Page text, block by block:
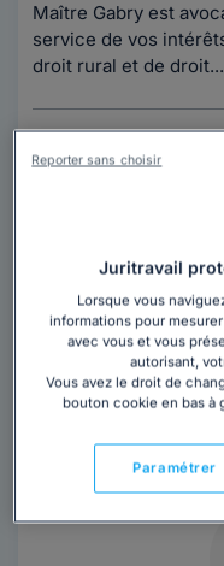
Maître Gabry est
service de vos
droit rural et de droit...
Cabinet
Avocat
Pas-de-
Juritravail
Lorsque vous
informations pour
avec vous et vous
autorisant,
Vous avez le droit de
bouton cookie en bas à
Paramétrer
Reporter sans choisir